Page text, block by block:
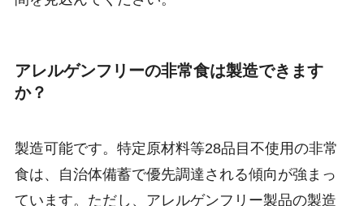
アレルゲンフリーの非常食は製造できます
か？
製造可能です。特定原材料等28品目不使用の非常
食は、自治体備蓄で優先調達される傾向が強まっ
ています。ただし、アレルゲンフリー製品の製造